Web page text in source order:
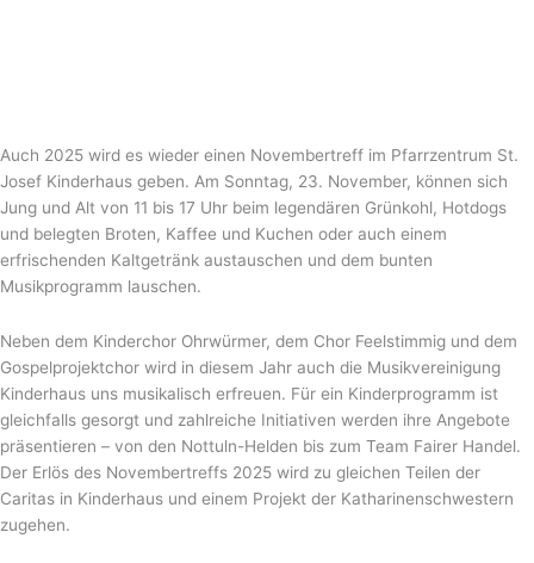
Auch 2025 wird es wieder einen Novembertreff im Pfarrzentrum St.
Josef Kinderhaus geben. Am Sonntag, 23. November, können sich
Jung und Alt von 11 bis 17 Uhr beim legendären Grünkohl, Hotdogs
und belegten Broten, Kaffee und Kuchen oder auch einem
erfrischenden Kaltgetränk austauschen und dem bunten
Musikprogramm lauschen.
Neben dem Kinderchor Ohrwürmer, dem Chor Feelstimmig und dem
Gospelprojektchor wird in diesem Jahr auch die Musikvereinigung
Kinderhaus uns musikalisch erfreuen. Für ein Kinderprogramm ist
gleichfalls gesorgt und zahlreiche Initiativen werden ihre Angebote
präsentieren – von den Nottuln-Helden bis zum Team Fairer Handel.
Der Erlös des Novembertreffs 2025 wird zu gleichen Teilen der
Caritas in Kinderhaus und einem Projekt der Katharinenschwestern
zugehen.